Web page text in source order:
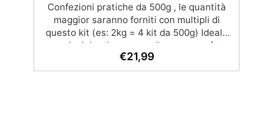
Confezioni pratiche da 500g , le quantità
maggior saranno forniti con multipli di
questo kit (es: 2kg = 4 kit da 500g) Ideale
per principianti: a prova di errore, perfetta
per chi inizia. Sempre lucida: garantisce
una finitura brillante e uniforme in ogni
€21,99